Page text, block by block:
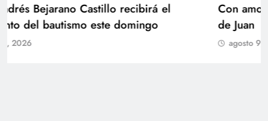
Con amor y alegría celebran el cumpleaños
de Juan
agosto 9, 2026